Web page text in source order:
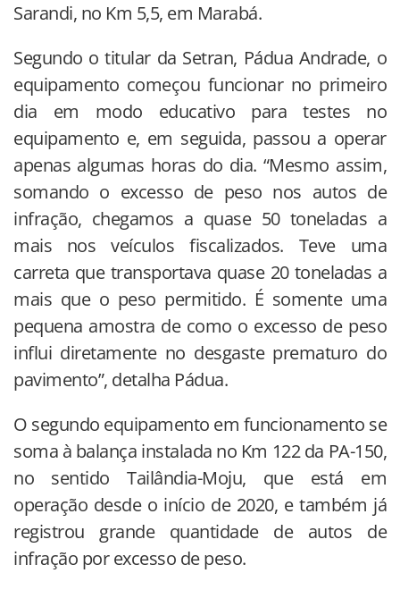
Sarandi, no Km 5,5, em Marabá.
Segundo o titular da Setran, Pádua Andrade, o
equipamento começou funcionar no primeiro
dia em modo educativo para testes no
equipamento e, em seguida, passou a operar
apenas algumas horas do dia. “Mesmo assim,
somando o excesso de peso nos autos de
infração, chegamos a quase 50 toneladas a
mais nos veículos fiscalizados. Teve uma
carreta que transportava quase 20 toneladas a
mais que o peso permitido. É somente uma
pequena amostra de como o excesso de peso
influi diretamente no desgaste prematuro do
pavimento”, detalha Pádua.
O segundo equipamento em funcionamento se
soma à balança instalada no Km 122 da PA-150,
no sentido Tailândia-Moju, que está em
operação desde o início de 2020, e também já
registrou grande quantidade de autos de
infração por excesso de peso.